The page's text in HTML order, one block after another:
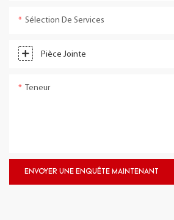
Sélection De Services
Pièce Jointe
Teneur
ENVOYER UNE ENQUÊTE MAINTENANT